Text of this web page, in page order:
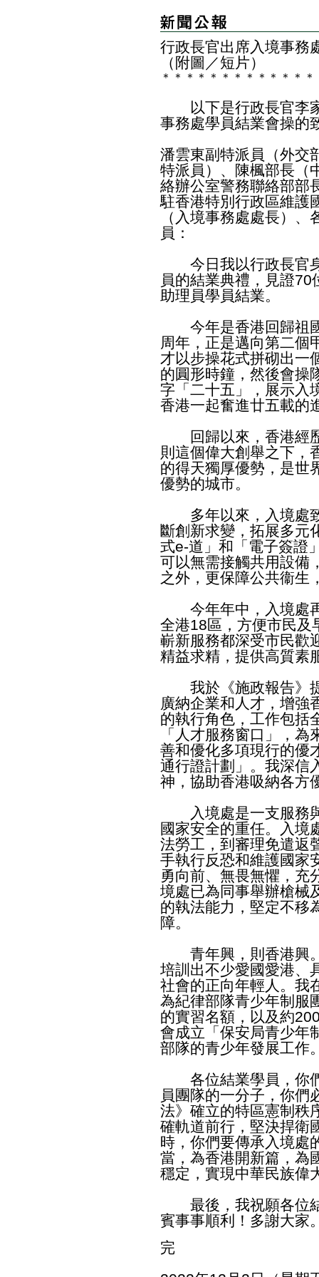
行政長官出席入境事務
（附圖／短片）
＊ ＊ ＊ ＊ ＊ ＊ ＊ ＊ ＊ ＊ ＊ ＊ ＊
以下是行政長官李家
事務處學員結業會操的
潘雲東副特派員（外交
特派員）、陳楓部長（
絡辦公室警務聯絡部部
駐香港特別行政區維護
（入境事務處處長）
員：
今日我以行政長官身
員的結業典禮，見證
助理員學員結業。
今年是香港回歸祖國
周年，正是邁向第二個
才以步操花式拼砌出
的圓形時鐘，然後會操
字「二十五」，展示入
香港一起奮進廿五載的
回歸以來，香港經歷
則這個偉大創舉之下，
的得天獨厚優勢，是世
優勢的城市。
多年以來，入境處致
斷創新求變，拓展多元
式e-道」和「電子簽證
可以無需接觸共用設備
之外，更保障公共衞生
今年年中，入境處再
全港18區，方便市民及
嶄新服務都深受市民歡
精益求精，提供高質素
我於《施政報告》提
廣納企業和人才，增強
的執行角色，工作包括
「人才服務窗口」，
善和優化多項現行的優
通行證計劃」。我深信
神，協助香港吸納各方
入境處是一支服務與
國家安全的重任。入境
法勞工，到審理免遣返
手執行反恐和維護國家
勇向前、無畏無懼，充
境處已為同事舉辦槍械
的執法能力，堅定不移
障。
青年興，則香港興。
培訓出不少愛國愛港、
社會的正向年輕人。我
為紀律部隊青少年制服
的實習名額，以及約
會成立「保安局青少年
部隊的青少年發展工作
各位結業學員，你們
員團隊的一分子，你們
法》確立的特區憲制秩
確軌道前行，堅決捍衛
時，你們要傳承入境處
當，為香港開新篇，為
穩定，實現中華民族偉
最後，我祝願各位結
賓事事順利！多謝大家
完